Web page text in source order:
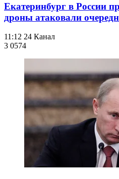
Екатеринбург в России
дроны атаковали
11:12 24 Канал
3 0574